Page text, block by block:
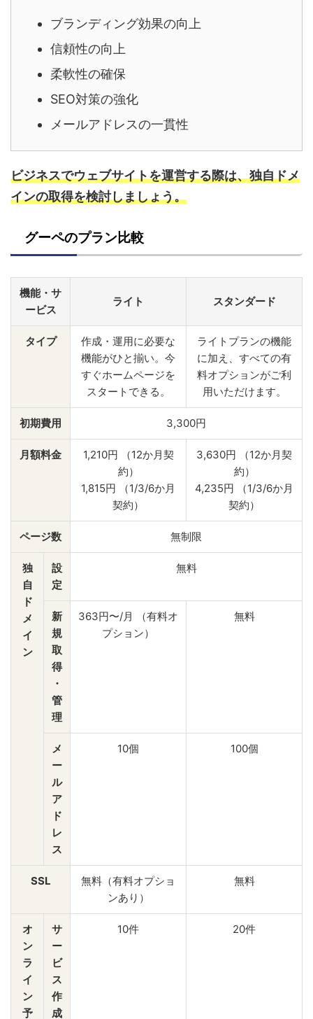
ブランディング効果の向上
信頼性の向上
柔軟性の確保
SEO対策の強化
メールアドレスの一貫性
ビジネスでウェブサイトを運営する際は、独自ドメ
インの取得を検討しましょう。
グーペのプラン比較
機能・サ
ービス
ライト スタンダード
タイプ
作成・運用に必要な
機能がひと揃い。今
すぐホームページを
スタートできる。
ライトプランの機能
に加え、すべての有
料オプションがご利
用いただけます。
初期費用 3,300円
月額料金
1,210円 （12か月契
約）
1,815円 （1/3/6か月
契約）
3,630円 （12か月契
約）
4,235円 （1/3/6か月
契約）
ページ数 無制限
独
自
ド
メ
イ
ン
設
定
無料
新
規
取
得
・
管
理
363円〜/月 （有料オ
プション）
無料
メ
ー
ル
ア
ド
レ
ス
10個 100個
SSL
無料（有料オプショ
ンあり）
無料
オ
ン
ラ
イ
ン
予
サ
ー
ビ
ス
作
成
10件 20件